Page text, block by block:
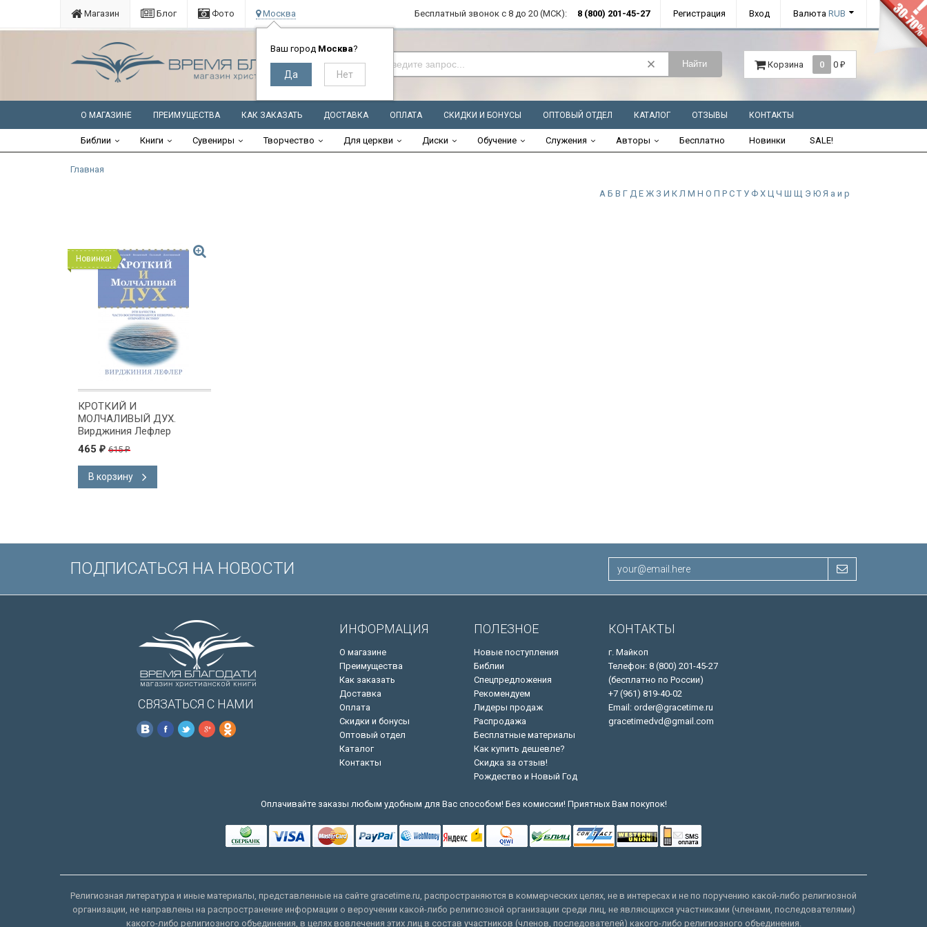
Магазин Блог Фото Москва
Ваш город Москва?
Бесплатный звонок с 8 до 20 (МСК): 8 (800) 201-45-27 Регистрация Вход Валюта RUB
Найти Корзина 0 0 ₽
О МАГАЗИНЕ ПРЕИМУЩЕСТВА КАК ЗАКАЗАТЬ ДОСТАВКА ОПЛАТА СКИДКИ И БОНУСЫ ОПТОВЫЙ ОТДЕЛ КАТАЛОГ ОТЗЫВЫ КОНТАКТЫ
Библии Книги Сувениры Творчество Для церкви Диски Обучение Служения Авторы Бесплатно Новинки SALE!
Главная
А Б В Г Д Е Ж З И К Л М Н О П Р С Т У Ф Х Ц Ч Ш Щ Э Ю Я а и р
Новинка!
КРОТКИЙ И
МОЛЧАЛИВЫЙ ДУХ.
Вирджиния Лефлер
465 ₽ 615₽
В корзину
ПОДПИСАТЬСЯ НА НОВОСТИ
СВЯЗАТЬСЯ С НАМИ
ИНФОРМАЦИЯ
О магазине
Преимущества
Как заказать
Доставка
Оплата
Скидки и бонусы
Оптовый отдел
Каталог
Контакты
ПОЛЕЗНОЕ
Новые поступления
Библии
Спецпредложения
Рекомендуем
Лидеры продаж
Распродажа
Бесплатные материалы
Как купить дешевле?
Скидка за отзыв!
Рождество и Новый Год
КОНТАКТЫ
г. Майкоп
Телефон: 8 (800) 201-45-27
(бесплатно по России)
+7 (961) 819-40-02
Email: order@gracetime.ru
gracetimedvd@gmail.com
Оплачивайте заказы любым удобным для Вас способом! Без комиссии! Приятных Вам покупок!
Религиозная литература и иные материалы, представленные на сайте gracetime.ru, распространяются в коммерческих целях, не в интересах и не по поручению какой-либо религиозной
организации, не направлены на распространение информации о вероучении какой-либо религиозной организации среди лиц, не являющихся участниками (членами, последователями)
какого-либо религиозного объединения, в целях вовлечения этих лиц в состав участников (членов, последователей) какого-либо религиозного объединения.